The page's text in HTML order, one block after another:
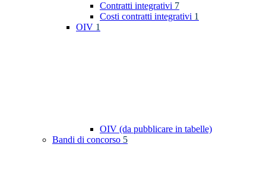
Contratti integrativi 7
Costi contratti integrativi 1
OIV 1
OIV (da pubblicare in tabelle)
Bandi di concorso 5